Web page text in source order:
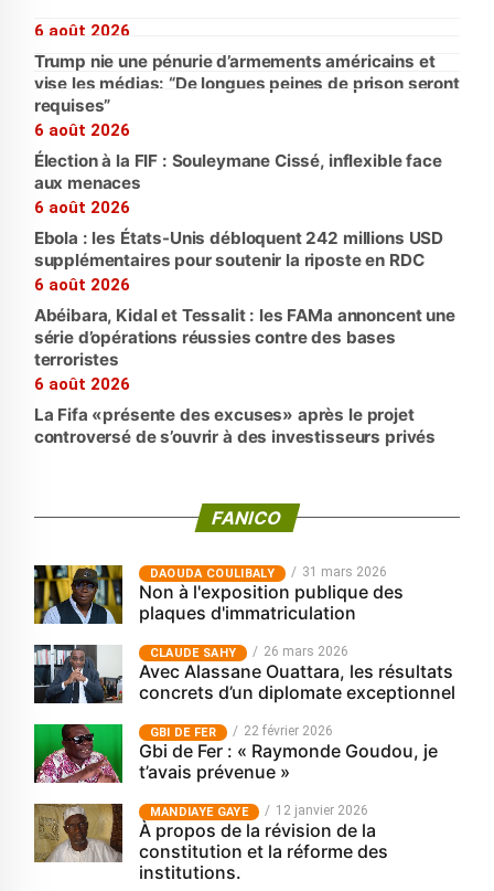
6 août 2026
Trump nie une pénurie d’armements américains et
vise les médias: “De longues peines de prison seront
requises”
6 août 2026
Élection à la FIF : Souleymane Cissé, inflexible face
aux menaces
6 août 2026
Ebola : les États-Unis débloquent 242 millions USD
supplémentaires pour soutenir la riposte en RDC
6 août 2026
Abéibara, Kidal et Tessalit : les FAMa annoncent une
série d’opérations réussies contre des bases
terroristes
6 août 2026
La Fifa «présente des excuses» après le projet
controversé de s’ouvrir à des investisseurs privés
FANICO
‎DAOUDA COULIBALY 31 mars 2026
Non à l'exposition publique des
plaques d'immatriculation
CLAUDE SAHY 26 mars 2026
Avec Alassane Ouattara, les résultats
concrets d’un diplomate exceptionnel
GBI DE FER 22 février 2026
Gbi de Fer : « Raymonde Goudou, je
t’avais prévenue »
MANDIAYE GAYE 12 janvier 2026
À propos de la révision de la
constitution et la réforme des
institutions.